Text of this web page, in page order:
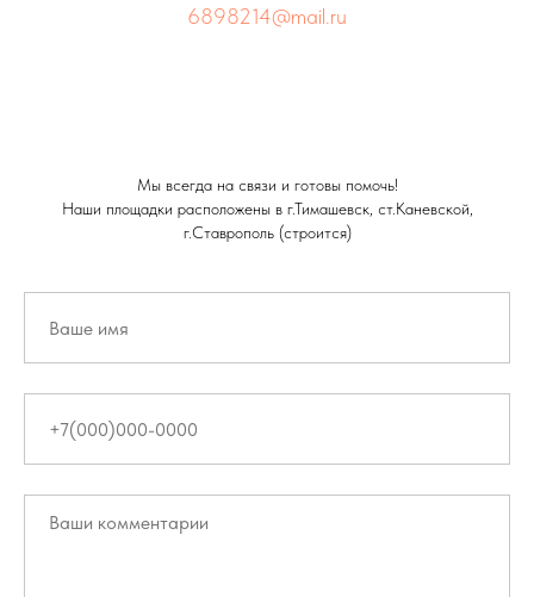
6898214@mail.ru
Мы всегда на связи и готовы помочь!
Наши площадки расположены в г.Тимашевск, ст.Каневской,
г.Ставрополь (строится)